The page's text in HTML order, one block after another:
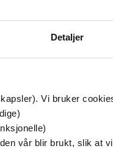
Detaljer
Vi bruker
vår blir brukt, slik at